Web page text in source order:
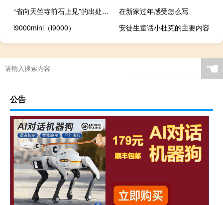
“省向天竺寺前石上见”的出处是哪里
在新家过年感受怎么写
i9000mini（i9000）
安徒生童话小杜克的主要内容
☚
公告